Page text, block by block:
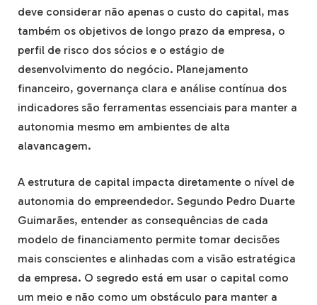
deve considerar não apenas o custo do capital, mas
também os objetivos de longo prazo da empresa, o
perfil de risco dos sócios e o estágio de
desenvolvimento do negócio. Planejamento
financeiro, governança clara e análise contínua dos
indicadores são ferramentas essenciais para manter a
autonomia mesmo em ambientes de alta
alavancagem.
A estrutura de capital impacta diretamente o nível de
autonomia do empreendedor. Segundo Pedro Duarte
Guimarães, entender as consequências de cada
modelo de financiamento permite tomar decisões
mais conscientes e alinhadas com a visão estratégica
da empresa. O segredo está em usar o capital como
um meio e não como um obstáculo para manter a